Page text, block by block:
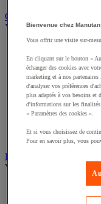
Convoyeur
Voir toute la catégorie
Bille de
Convoyeur à
Convoyeur
Convoyeur
Convoyeur pour
Rail et barrette de
Table à billes
Diable
Voir toute la catégorie
Accessoires pour
Bienvenue chez Manutan
Vous offrir une visite sur-
En cliquant sur le bouton «
échanger des cookies avec
marketing et à nos
d'analyser vos préférences
plus adaptés à vos besoins
d'informations sur les
« Paramètres des cookies ».
Et si vous choisissez de
Pour en savoir plus, vous